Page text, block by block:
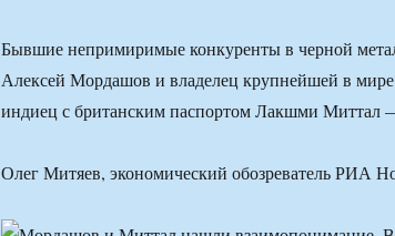
Бывшие непримиримые конкуренты в черной
Алексей Мордашов и владелец крупнейшей в
индиец с британским паспортом Лакшми Миттал
Олег Митяев, экономический обозреватель РИА